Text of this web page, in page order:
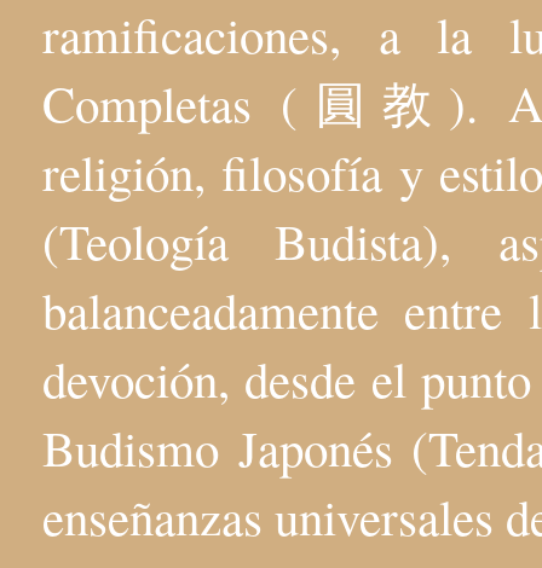
ramificaciones, a la
Completas (圓教).
religión, filosofía y
(Teología Budista),
balanceadamente
devoción, desde el
Budismo Japonés
enseñanzas universales